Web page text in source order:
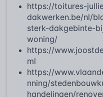
https://toitures-
dakwerken.be/nl/
sterk-dakgebinte-
woning/
https://
ml
https://
nning/
handelingen/